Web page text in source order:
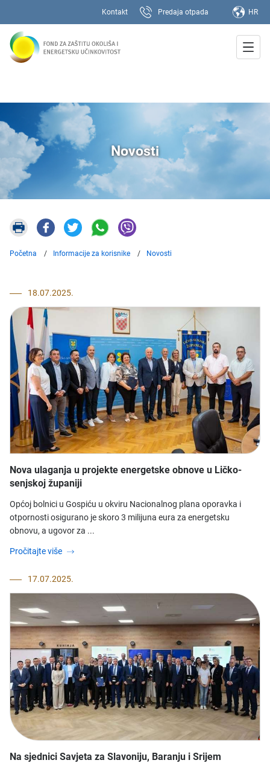
Kontakt Predaja otpada HR
Novosti
Početna Informacije za korisnike Novosti
18.07.2025.
Nova ulaganja u projekte energetske obnove u Ličko-
senjskoj županiji
​Općoj bolnici u Gospiću u okviru Nacionalnog plana oporavka i
otpornosti osigurano je skoro 3 milijuna eura za energetsku
obnovu, a ugovor za ...
Pročitajte više
17.07.2025.
Na sjednici Savjeta za Slavoniju, Baranju i Srijem